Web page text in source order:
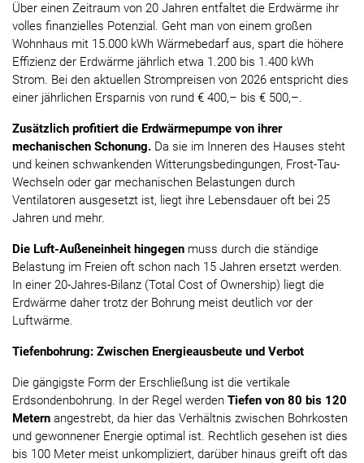
Über einen Zeitraum von 20 Jahren entfaltet die Erdwärme ihr
volles finanzielles Potenzial. Geht man von einem großen
Wohnhaus mit 15.000 kWh Wärmebedarf aus, spart die höhere
Effizienz der Erdwärme jährlich etwa 1.200 bis 1.400 kWh
Strom. Bei den aktuellen Strompreisen von 2026 entspricht dies
einer jährlichen Ersparnis von rund € 400,– bis € 500,–.
Zusätzlich profitiert die Erdwärmepumpe von ihrer
mechanischen Schonung. Da sie im Inneren des Hauses steht
und keinen schwankenden Witterungsbedingungen, Frost-Tau-
Wechseln oder gar mechanischen Belastungen durch
Ventilatoren ausgesetzt ist, liegt ihre Lebensdauer oft bei 25
Jahren und mehr.
Die Luft-Außeneinheit hingegen muss durch die ständige
Belastung im Freien oft schon nach 15 Jahren ersetzt werden.
In einer 20-Jahres-Bilanz (Total Cost of Ownership) liegt die
Erdwärme daher trotz der Bohrung meist deutlich vor der
Luftwärme.
Tiefenbohrung: Zwischen Energieausbeute und Verbot
Die gängigste Form der Erschließung ist die vertikale
Erdsondenbohrung. In der Regel werden Tiefen von 80 bis 120
Metern angestrebt, da hier das Verhältnis zwischen Bohrkosten
und gewonnener Energie optimal ist. Rechtlich gesehen ist dies
bis 100 Meter meist unkompliziert, darüber hinaus greift oft das